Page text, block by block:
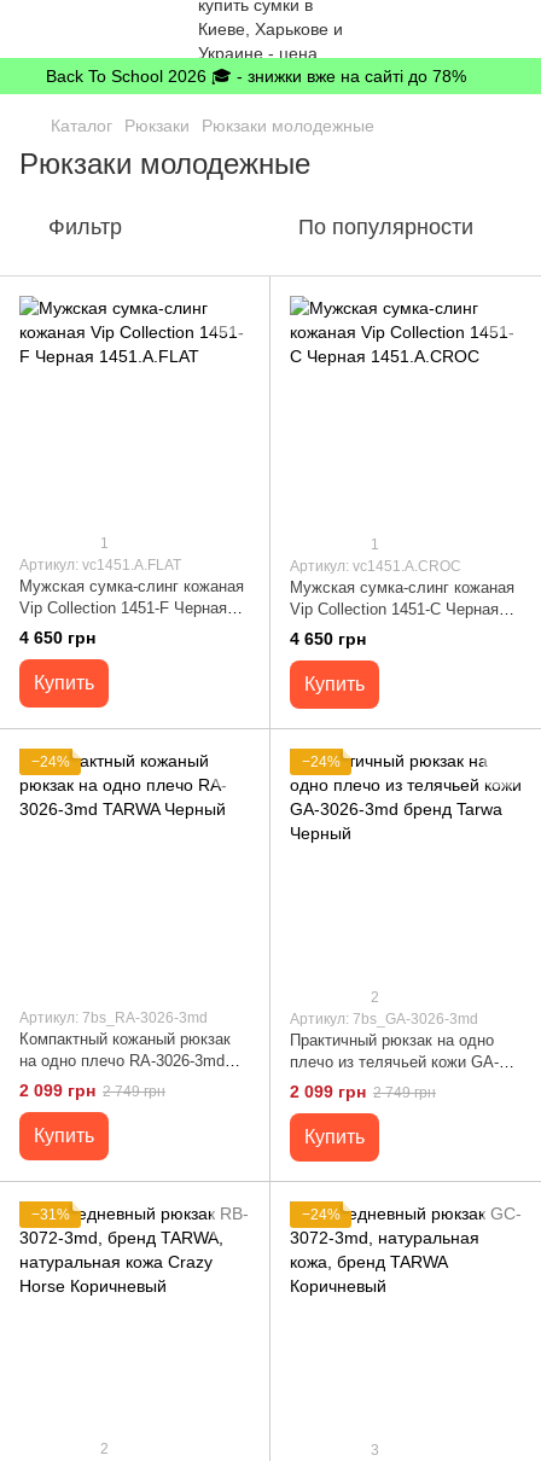
Back To School 2026 🎓 - знижки вже на сайті до 78%
Каталог Рюкзаки Рюкзаки молодежные
Рюкзаки молодежные
Фильтр По популярности
1
Артикул: vc1451.A.FLAT
Мужская сумка-слинг кожаная
Vip Collection 1451-F Черная
1451.A.FLAT
4 650 грн
Купить
1
Артикул: vc1451.A.CROC
Мужская сумка-слинг кожаная
Vip Collection 1451-C Черная
1451.A.CROC
4 650 грн
Купить
−24%
Артикул: 7bs_RA-3026-3md
Компактный кожаный рюкзак
на одно плечо RA-3026-3md
TARWA Черный
2 099 грн 2 749 грн
Купить
−24%
2
Артикул: 7bs_GA-3026-3md
Практичный рюкзак на одно
плечо из телячьей кожи GA-
3026-3md бренд Tarwa Черный
2 099 грн 2 749 грн
Купить
−31%
2
−24%
3